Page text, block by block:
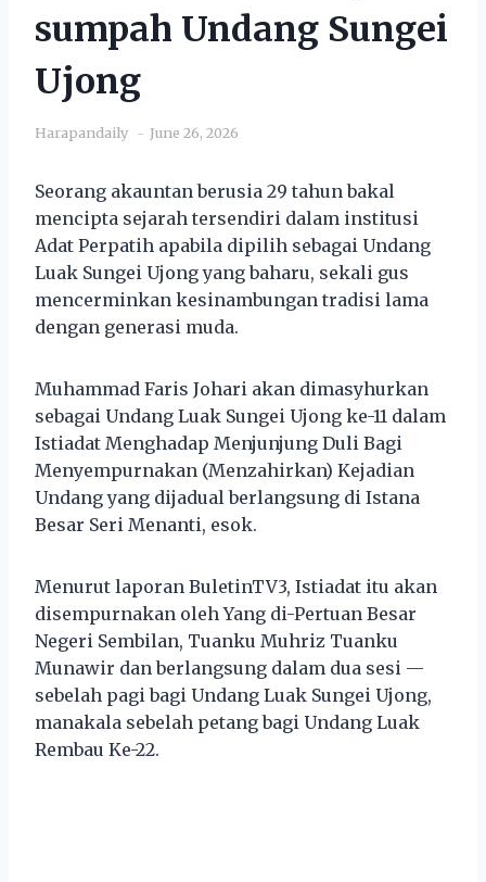
sumpah Undang Sungei
Ujong
Harapandaily June 26, 2026
Seorang akauntan berusia 29 tahun bakal
mencipta sejarah tersendiri dalam institusi
Adat Perpatih apabila dipilih sebagai Undang
Luak Sungei Ujong yang baharu, sekali gus
mencerminkan kesinambungan tradisi lama
dengan generasi muda.
Muhammad Faris Johari akan dimasyhurkan
sebagai Undang Luak Sungei Ujong ke-11 dalam
Istiadat Menghadap Menjunjung Duli Bagi
Menyempurnakan (Menzahirkan) Kejadian
Undang yang dijadual berlangsung di Istana
Besar Seri Menanti, esok.
Menurut laporan BuletinTV3, Istiadat itu akan
disempurnakan oleh Yang di-Pertuan Besar
Negeri Sembilan, Tuanku Muhriz Tuanku
Munawir dan berlangsung dalam dua sesi —
sebelah pagi bagi Undang Luak Sungei Ujong,
manakala sebelah petang bagi Undang Luak
Rembau Ke-22.